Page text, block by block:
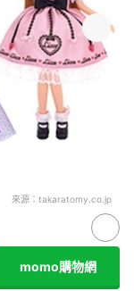
來源： takaratomy.co.jp
momo購物網